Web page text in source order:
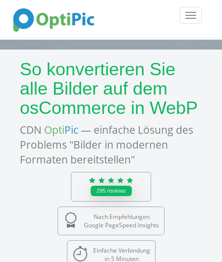
Toggle
So konvertieren Sie
alle Bilder auf dem
osCommerce in WebP
CDN OptiPic — einfache Lösung des
Problems "Bilder in modernen
Formaten bereitstellen"
295 reviews
Nach Empfehlungen
Google PageSpeed Insights
Einfache Verbindung
in 5 Minuten